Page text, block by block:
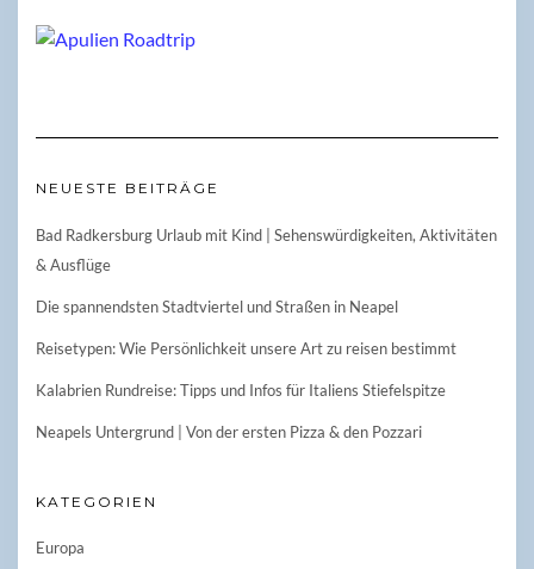
NEUESTE BEITRÄGE
Bad Radkersburg Urlaub mit Kind | Sehenswürdigkeiten, Aktivitäten
& Ausflüge
Die spannendsten Stadtviertel und Straßen in Neapel
Reisetypen: Wie Persönlichkeit unsere Art zu reisen bestimmt
Kalabrien Rundreise: Tipps und Infos für Italiens Stiefelspitze
Neapels Untergrund | Von der ersten Pizza & den Pozzari
KATEGORIEN
Europa